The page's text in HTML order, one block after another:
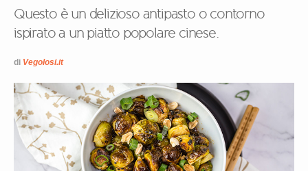
Questo è un delizioso antipasto o contorno
ispirato a un piatto popolare cinese.
di Vegolosi.it